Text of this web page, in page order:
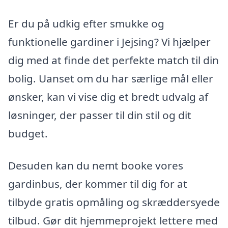
Er du på udkig efter smukke og
funktionelle gardiner i Jejsing? Vi hjælper
dig med at finde det perfekte match til din
bolig. Uanset om du har særlige mål eller
ønsker, kan vi vise dig et bredt udvalg af
løsninger, der passer til din stil og dit
budget.
Desuden kan du nemt booke vores
gardinbus, der kommer til dig for at
tilbyde gratis opmåling og skræddersyede
tilbud. Gør dit hjemmeprojekt lettere med